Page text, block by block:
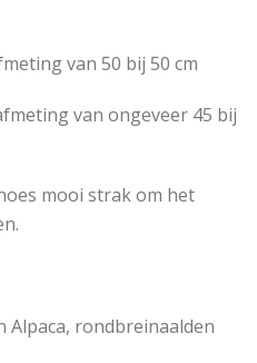
van 50 bij 50 cm
van ongeveer 45 bij
mooi strak om het
Alpaca, rondbreinaalden